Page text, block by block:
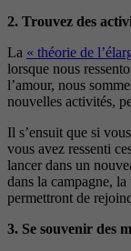
2. Trouvez des
La « théorie de
lorsque nous
l’amour, nous
nouvelles activités,
Il s’ensuit que si
vous avez ressenti
lancer dans un
dans la campagne,
permettront de
3. Se souvenir des